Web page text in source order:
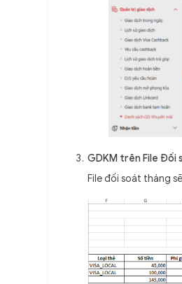
GDKM trên File Đối
File đối soát tháng